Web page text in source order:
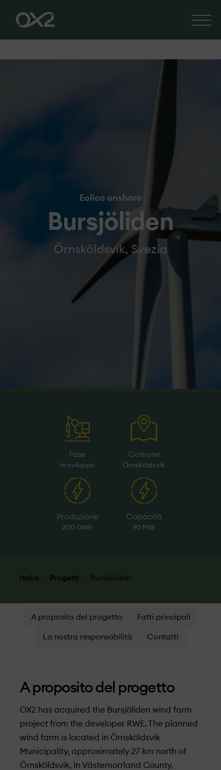
Eolico onshore
Bursjöliden
Örnsköldsvik, Svezia
Fase
In sviluppo
Comune
Örnsköldsvik
Produzione
200 GWh
Capacità
90 MW
Italia Progetti Bursjöliden
A proposito del progetto Fatti principali
La nostra responsabilità Contatti
A proposito del progetto
OX2 has acquired the Bursjöliden wind farm
project from the developer RWE. The planned
wind farm is located in Örnsköldsvik
Municipality, approximately 27 km north of
Örnsköldsvik, in Västernorrland County,